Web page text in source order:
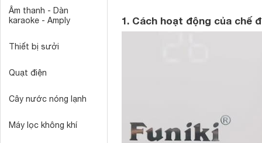
Âm thanh - Dàn
karaoke - Amply
Thiết bị sưởi
Quạt điện
Cây nước nóng lạnh
Máy lọc không khí
1. Cách hoạt động của chế